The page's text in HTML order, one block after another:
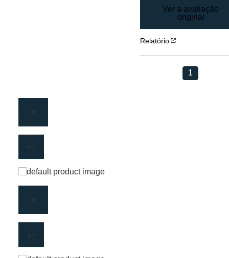
Ver a avaliação
original
Relatório
1